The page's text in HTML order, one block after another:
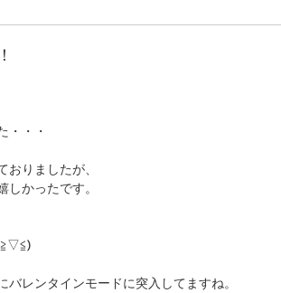
・・・
りましたが、
かったです。
レンタインモードに突入してますね。